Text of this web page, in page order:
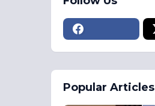
Popular Articles